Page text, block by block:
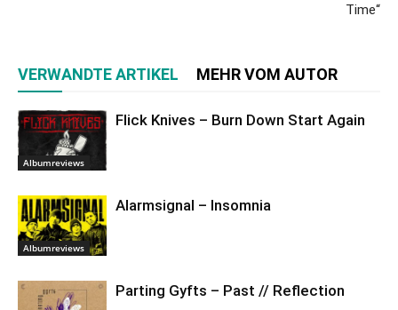
Time“
VERWANDTE ARTIKEL MEHR VOM AUTOR
Albumreviews
Flick Knives – Burn Down Start Again
Albumreviews
Alarmsignal – Insomnia
Parting Gyfts – Past // Reflection